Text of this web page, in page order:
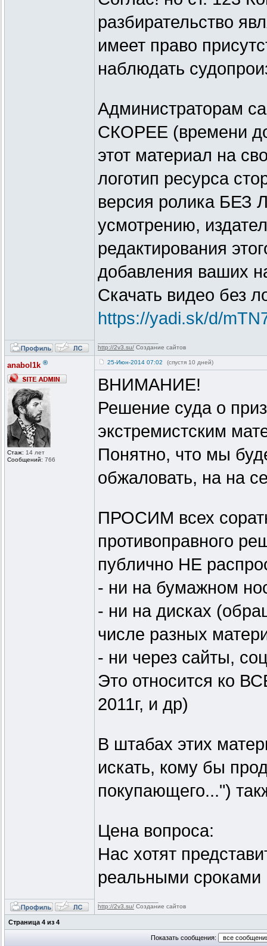
разбирательство
имеет право
наблюдать
Администраторам
СКОРЕЕ (времени до
этот материал на
логотип ресурса
версия ролика БЕЗ
усмотрению,
редактирования
добавления ваших
Скачать видео без
https://yadi.sk/d/
http://2v3.su/ Создание сайтов
anabol1k ®
Стаж: 14 лет
Сообщений: 766
25-Июн-2014 07:02 (спустя 10 дней)
ВНИМАНИЕ!
Решение суда о
экстремистским
Понятно, что мы
обжаловать, на на
ПРОСИМ всех
противоправного
публично НЕ
- ни на бумажном
- ни на дисках
числе разных
- ни через сайты,
Это относится ко
2011г, и др)
В штабах этих
искать, кому бы
покупающего...")
Цена вопроса:
Нас хотят
реальными сроками
http://2v3.su/ Создание сайтов
Страница 4 из 4
Показать сообщения: